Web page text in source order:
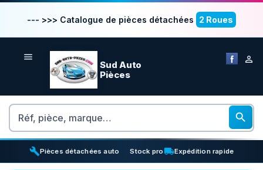
--- >>> Catalogue de pièces détachées 2 Roues
 
Sud Auto
Pièces
Rechercher

buildPièces détachées auto inventory_2
Stock prolocal_shippingExpédition rapide